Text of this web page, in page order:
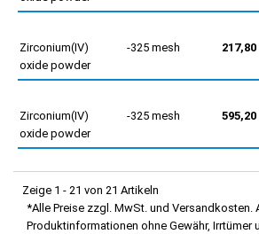
Zirconium(IV)
oxide powder
-325 mesh 217,80
Zirconium(IV)
oxide powder
-325 mesh 595,20
Zeige 1 - 21 von 21 Artikeln
*Alle Preise zzgl. MwSt. und Versandkosten.
Produktinformationen ohne Gewähr, Irrtümer